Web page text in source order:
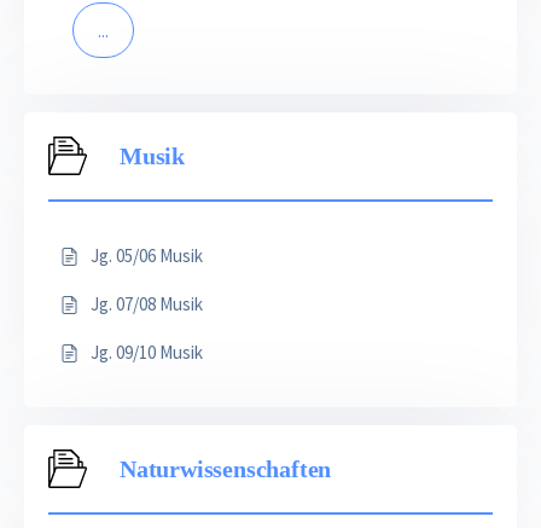
...
Musik
Jg. 05/06 Musik
Jg. 07/08 Musik
Jg. 09/10 Musik
Naturwissenschaften